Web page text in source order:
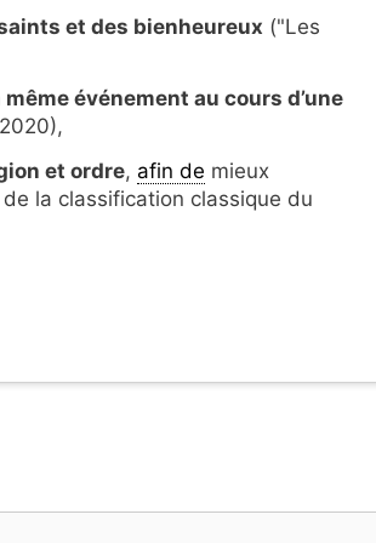
et des bienheureux ("Les
événement au cours d’une
et ordre, afin de mieux
la classification classique du